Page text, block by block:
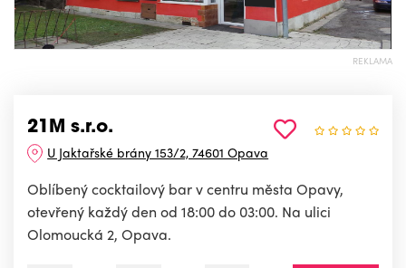
REKLAMA
21M s.r.o.
U Jaktařské brány 153/2, 74601 Opava
Oblíbený cocktailový bar v centru města Opavy,
otevřený každý den od 18:00 do 03:00. Na ulici
Olomoucká 2, Opava.